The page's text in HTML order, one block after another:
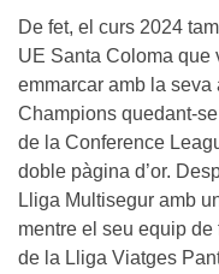
De fet, el curs 2024
UE Santa Coloma que
emmarcar amb la
Champions quedant-
de la Conference
doble pàgina d’or.
Lliga Multisegur amb
mentre el seu equip
de la Lliga Viatges